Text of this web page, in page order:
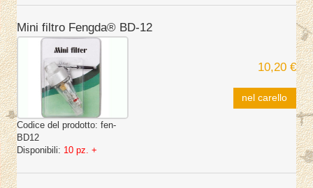
Mini filtro Fengda® BD-12
Codice del prodotto: fen-
BD12
Disponibili: 10 pz. +
10,20 €
nel carello